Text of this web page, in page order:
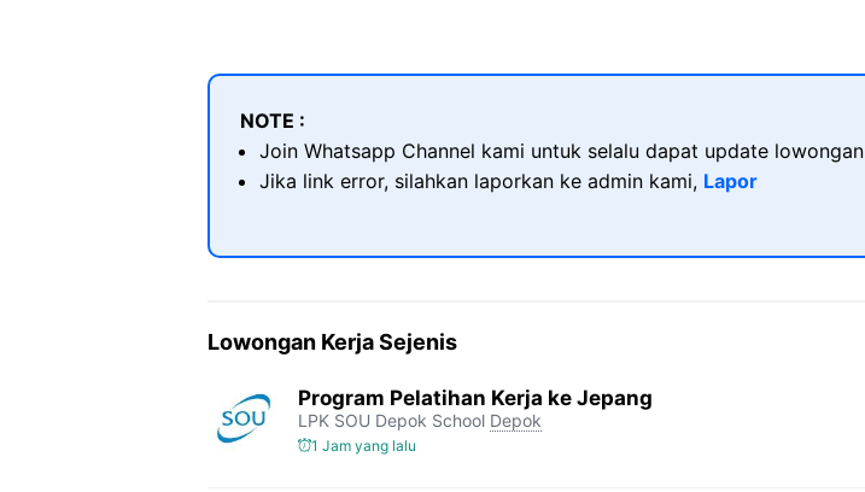
NOTE :
Join Whatsapp Channel kami untuk selalu dapat update lowongan
Jika link error, silahkan laporkan ke admin kami, Lapor
Lowongan Kerja Sejenis
Program Pelatihan Kerja ke Jepang
LPK SOU Depok School Depok
1 Jam yang lalu